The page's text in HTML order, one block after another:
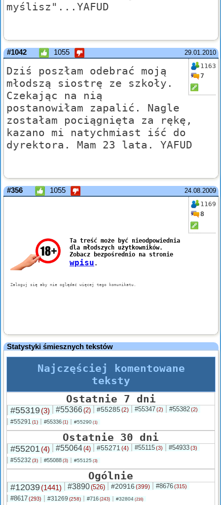
myślisz"...YAFUD
29.01.2010
#1042 1055
1163
7
Dziś poszłam odebrać moją
młodszą siostrę ze szkoły.
Czekając na nią
postanowiłam zapalić. Nagle
zostałam pociągnięta za rękę,
kazano mi natychmiast iść do
dyrektora. Mam 23 lata. YAFUD
24.08.2009
#356 1055
1169
8
Statystyki śmiesznych tekstów
Najczęściej komentowane
teksty
Ostatnie 7 dni
#55319(3) #55366(2) #55285(2) #55347(2) #55382(2)
#55291 (1) #55336 (1) #55290 (1)
Ostatnie 30 dni
#55201(4) #55064(4) #55271 (4) #55115(3) #54933(3)
#55232 (3) #55088 (3) #55125 (3)
Ogólnie
#12039(1441) #3890(526) #20916 (399) #8676(315)
#8617(293) #31269 (258) #716 (243) #32804 (216)